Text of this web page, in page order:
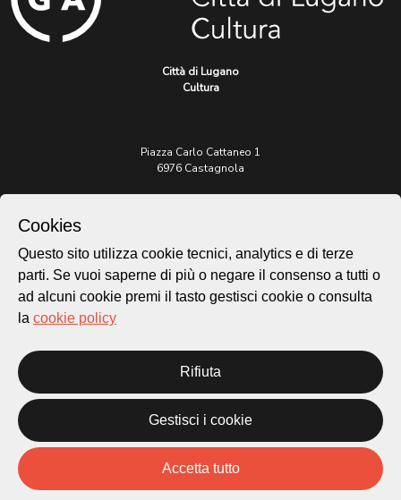
Città di Lugano
Cultura
Piazza Carlo Cattaneo 1
6976 Castagnola
patrimonio@lugano.ch
t. +41 58 866 68 50
Sito istituzionale:
Privacy Policy
Credits
Homepage
Temi
Storie
Cookies
Questo sito utilizza cookie tecnici, analytics e di terze
parti. Se vuoi saperne di più o negare il consenso a tutti o
ad alcuni cookie premi il tasto gestisci cookie o consulta
la cookie policy
Rifiuta
Gestisci i cookie
Accetta tutto